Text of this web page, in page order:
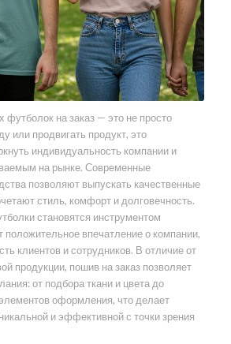
футболок на заказ — это не просто
или продвигать продукт, это
индивидуальность компании и
на рынке. Современные
позволяют выпускать качественные
стиль, комфорт и долговечность.
становятся инструментом
положительное впечатление о компании,
клиентов и сотрудников. В отличие от
продукции, пошив на заказ позволяет
от подбора ткани и цвета до
оформления, что делает
и эффективной с точки зрения